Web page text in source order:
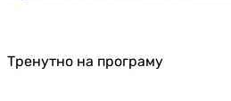
Тренутно на програму